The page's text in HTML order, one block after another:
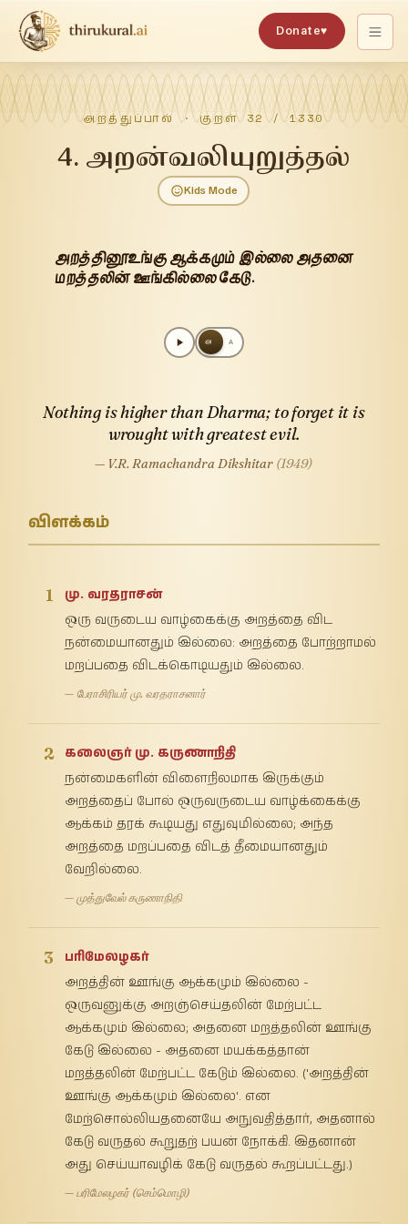
Donate♥
அறத்துப்பால் · குறள்32 /1330
4.அறன்வலியுறுத்தல்
Kids Mode
அறத்தினூஉங்கு ஆக்கமும் இல்லை அதனை
மறத்தலின் ஊங்கில்லை கேடு.
அ A
Nothing is higher than Dharma; to forget it is
wrought with greatest evil.
— V.R. Ramachandra Dikshitar (1949)
விளக்கம்
1
மு. வரதராசன்
ஒரு வருடைய வாழ்கைக்கு அறத்தை விட
நன்மையானதும் இல்லை: அறத்தை போற்றாமல்
மறப்பதை விடக்கொடியதும் இல்லை.
— பேராசிரியர் மு. வரதராசனார்
2
கலைஞர் மு. கருணாநிதி
நன்மைகளின் விளைநிலமாக இருக்கும்
அறத்தைப் போல் ஒருவருடைய வாழ்க்கைக்கு
ஆக்கம் தரக் கூடியது எதுவுமில்லை; அந்த
அறத்தை மறப்பதை விடத் தீமையானதும்
வேறில்லை.
— முத்துவேல் கருணாநிதி
3
பரிமேலழகர்
அறத்தின் ஊங்கு ஆக்கமும் இல்லை -
ஒருவனுக்கு அறஞ்செய்தலின் மேற்பட்ட
ஆக்கமும் இல்லை; அதனை மறத்தலின் ஊங்கு
கேடு இல்லை - அதனை மயக்கத்தான்
மறத்தலின் மேற்பட்ட கேடும் இல்லை. ('அறத்தின்
ஊங்கு ஆக்கமும் இல்லை'. என
மேற்சொல்லியதனையே அநுவதித்தார், அதனால்
கேடு வருதல் கூறுதற் பயன் நோக்கி. இதனான்
அது செய்யாவழிக் கேடு வருதல் கூறப்பட்டது.)
— பரிமேலழகர் (செம்மொழி)